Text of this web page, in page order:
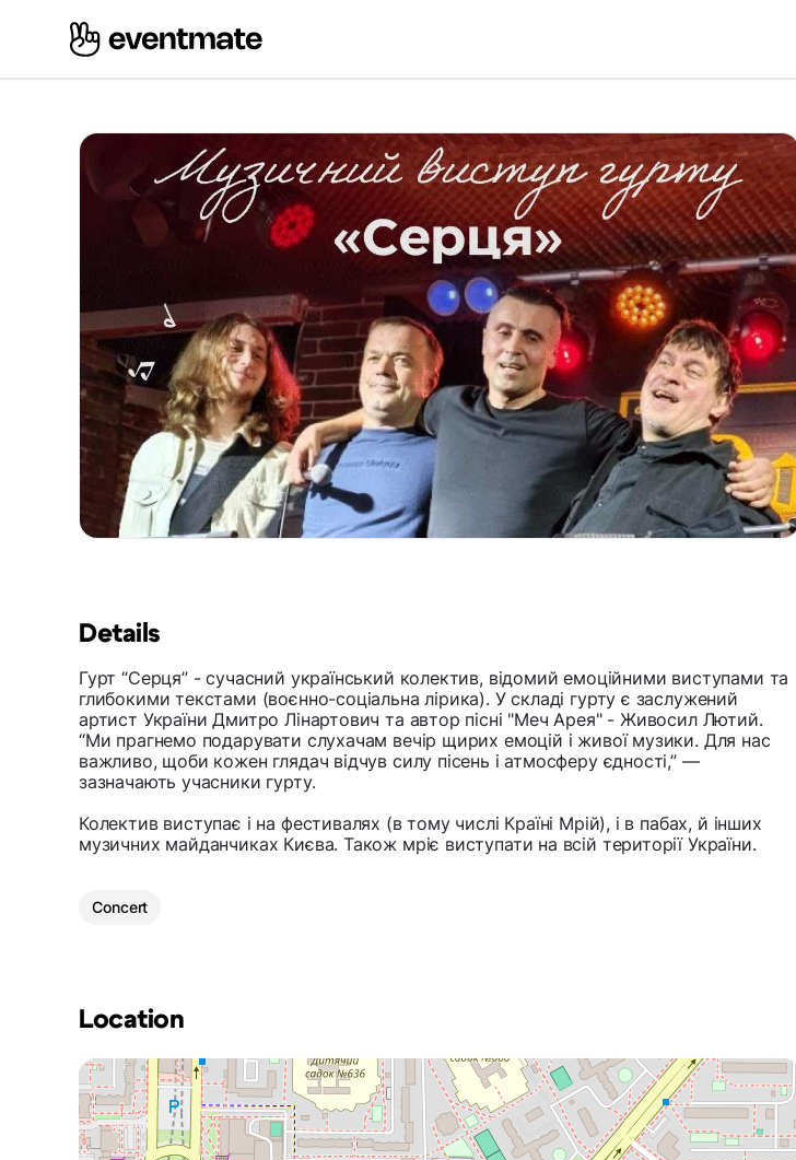
Details
Гурт “Серця” - сучасний український колектив, відомий емоційними виступами та
глибокими текстами (воєнно-соціальна лірика). У складі гурту є заслужений
артист України Дмитро Лінартович та автор пісні "Меч Арея" - Живосил Лютий.
“Ми прагнемо подарувати слухачам вечір щирих емоцій і живої музики. Для нас
важливо, щоби кожен глядач відчув силу пісень і атмосферу єдності,” —
зазначають учасники гурту.
Колектив виступає і на фестивалях (в тому числі Країні Мрій), і в пабах, й інших
музичних майданчиках Києва. Також мріє виступати на всій території України.
Concert
Location